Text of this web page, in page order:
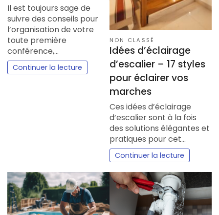
Il est toujours sage de
suivre des conseils pour
l’organisation de votre
toute première
conférence,…
Continuer la lecture
NON CLASSÉ
Idées d’éclairage
d’escalier – 17 styles
pour éclairer vos
marches
Ces idées d’éclairage
d’escalier sont à la fois
des solutions élégantes et
pratiques pour cet…
Continuer la lecture